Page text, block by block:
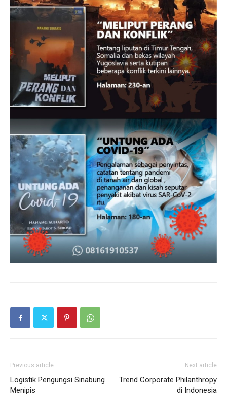
Previous article
Logistik Pengungsi Sinabung
Menipis
Next article
Trend Corporate Philanthropy
di Indonesia